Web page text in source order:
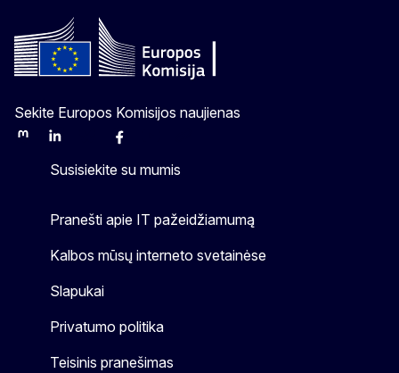
Sekite Europos Komisijos naujienas
MastodonLinkedInBlueskyFacebook
Susisiekite su mumis
Pranešti apie IT pažeidžiamumą
Kalbos mūsų interneto svetainėse
Slapukai
Privatumo politika
Teisinis pranešimas